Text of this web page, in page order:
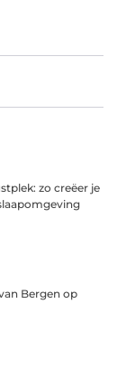
zo creëer je
Bergen op